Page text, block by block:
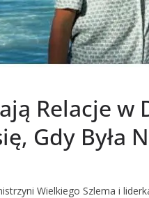
Relacje w
Gdy Była
Wielkiego Szlema i